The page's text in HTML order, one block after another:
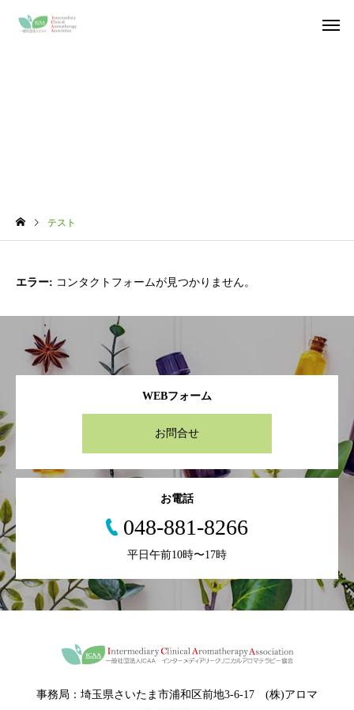
テスト
エラー: コンタクトフォームが見つかりません。
WEBフォーム
お問合せ
お電話
048-881-8266
平日午前10時〜17時
事務局：埼玉県さいたま市浦和区前地3-6-17 (株)アロマ